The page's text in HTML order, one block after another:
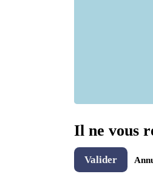
Il ne vous
Valider